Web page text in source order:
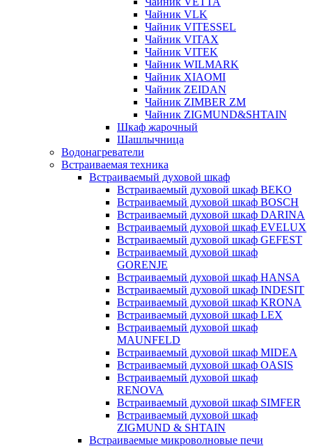
Чайник VLK
Чайник VITESSEL
Чайник VITAX
Чайник VITEK
Чайник WILMARK
Чайник XIAOMI
Чайник ZEIDAN
Чайник ZIMBER ZM
Чайник ZIGMUND&SHTAIN
Шкаф жарочный
Шашлычница
Водонагреватели
Встраиваемая техника
Встраиваемый духовой шкаф
Встраиваемый духовой шкаф BEKO
Встраиваемый духовой шкаф BOSCH
Встраиваемый духовой шкаф DARINA
Встраиваемый духовой шкаф EVELUX
Встраиваемый духовой шкаф GEFEST
Встраиваемый духовой шкаф
GORENJE
Встраиваемый духовой шкаф HANSA
Встраиваемый духовой шкаф INDESIT
Встраиваемый духовой шкаф KRONA
Встраиваемый духовой шкаф LEX
Встраиваемый духовой шкаф
MAUNFELD
Встраиваемый духовой шкаф MIDEA
Встраиваемый духовой шкаф OASIS
Встраиваемый духовой шкаф
RENOVA
Встраиваемый духовой шкаф SIMFER
Встраиваемый духовой шкаф
ZIGMUND & SHTAIN
Встраиваемые микроволновые печи